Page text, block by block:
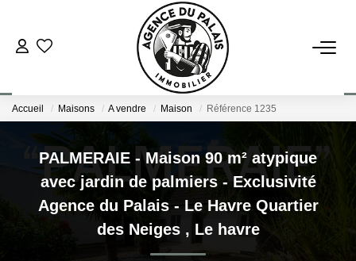
NOS BIENS
Louer
ESTIMATION
Accueil Maisons A vendre Maison Référence 1235
PALMERAIE - Maison 90 m² atypique
avec jardin de palmiers - Exclusivité
Agence du Palais - Le Havre Quartier
des Neiges , Le havre